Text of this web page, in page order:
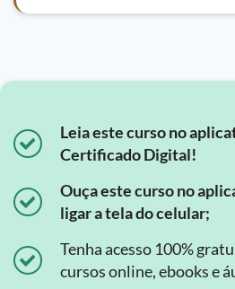
Leia este curso no
Certificado Digital!
Ouça este curso no
ligar a tela do celular;
Tenha acesso 100%
cursos online, ebooks e